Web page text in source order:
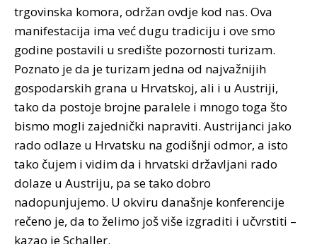
trgovinska komora, održan ovdje kod nas. Ova
manifestacija ima već dugu tradiciju i ove smo
godine postavili u središte pozornosti turizam.
Poznato je da je turizam jedna od najvažnijih
gospodarskih grana u Hrvatskoj, ali i u Austriji,
tako da postoje brojne paralele i mnogo toga što
bismo mogli zajednički napraviti. Austrijanci jako
rado odlaze u Hrvatsku na godišnji odmor, a isto
tako čujem i vidim da i hrvatski državljani rado
dolaze u Austriju, pa se tako dobro
nadopunjujemo. U okviru današnje konferencije
rečeno je, da to želimo još više izgraditi i učvrstiti –
kazao je Schaller.